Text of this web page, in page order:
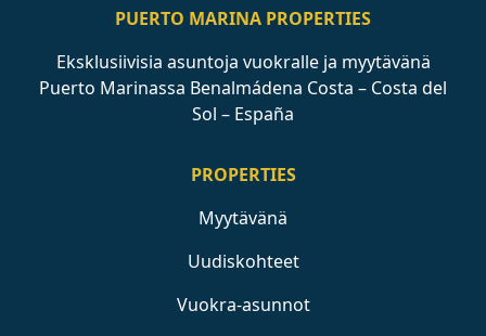
PUERTO MARINA PROPERTIES
Eksklusiivisia asuntoja vuokralle ja myytävänä
Puerto Marinassa Benalmádena Costa – Costa del
Sol – España
PROPERTIES
Myytävänä
Uudiskohteet
Vuokra-asunnot